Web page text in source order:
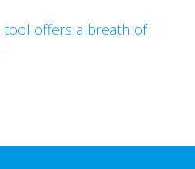
tool offers a breath of